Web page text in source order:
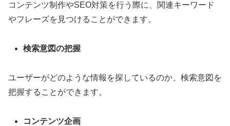
コンテンツ制作やSEO対策を行う際に、関連キーワード
やフレーズを見つけることができます。
検索意図の把握
ユーザーがどのような情報を探しているのか、検索意図を
把握することができます。
コンテンツ企画